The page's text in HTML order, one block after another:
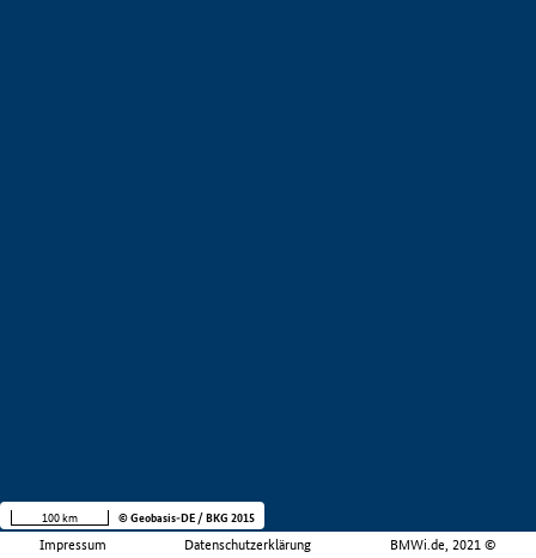
Impressum Datenschutzerklärung BMWi.de, 2021 ©
100 km © Geobasis-DE / BKG 2015